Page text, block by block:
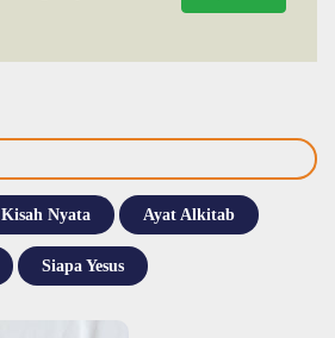
Kisah Nyata Ayat Alkitab
Siapa Yesus